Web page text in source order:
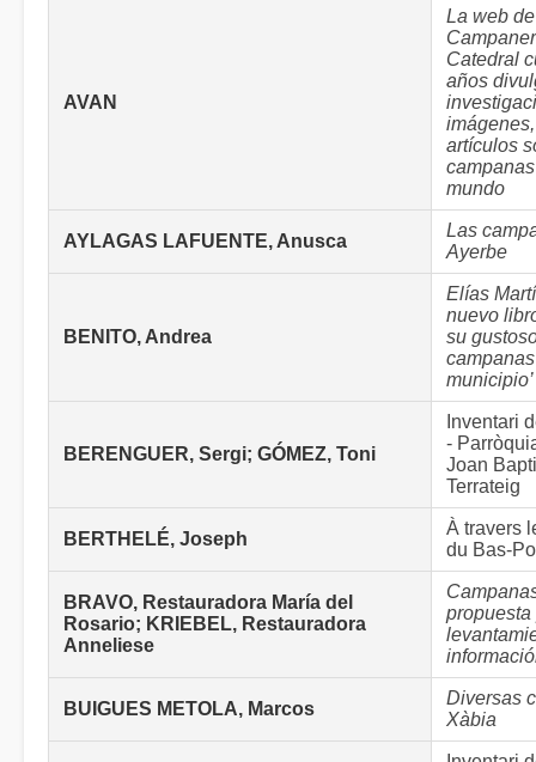
AVAN
La web
Catedral
años
artículos
mundo
AYLAGAS LAFUENTE, Anusca
Las
Ayerbe
BENITO, Andrea
Elías
nuevo
su
municipio’
BERENGUER, Sergi; GÓMEZ, Toni
Inventari
-
Joan
Terrateig
BERTHELÉ, Joseph
À travers
du Bas-
BRAVO, Restauradora María del
Rosario; KRIEBEL, Restauradora
Anneliese
propuesta
BUIGUES METOLA, Marcos
Diversas
Xàbia